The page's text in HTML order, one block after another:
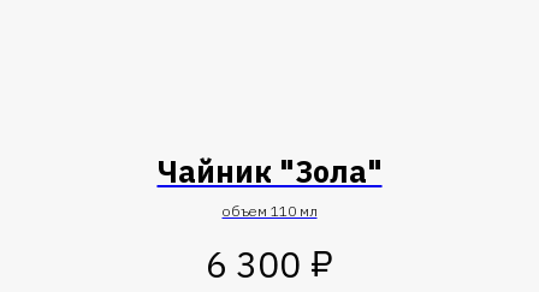
Чайник "Зола"
объем 110 мл
6 300 ₽